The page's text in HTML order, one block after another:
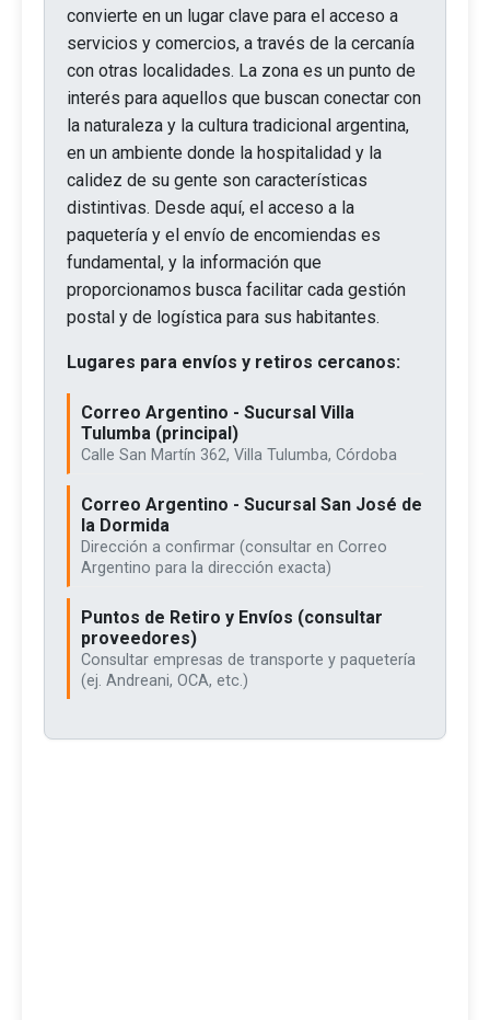
convierte en un lugar clave para el acceso a
servicios y comercios, a través de la cercanía
con otras localidades. La zona es un punto de
interés para aquellos que buscan conectar con
la naturaleza y la cultura tradicional argentina,
en un ambiente donde la hospitalidad y la
calidez de su gente son características
distintivas. Desde aquí, el acceso a la
paquetería y el envío de encomiendas es
fundamental, y la información que
proporcionamos busca facilitar cada gestión
postal y de logística para sus habitantes.
Lugares para envíos y retiros cercanos:
Correo Argentino - Sucursal Villa
Tulumba (principal)
Calle San Martín 362, Villa Tulumba, Córdoba
Correo Argentino - Sucursal San José de
la Dormida
Dirección a confirmar (consultar en Correo
Argentino para la dirección exacta)
Puntos de Retiro y Envíos (consultar
proveedores)
Consultar empresas de transporte y paquetería
(ej. Andreani, OCA, etc.)